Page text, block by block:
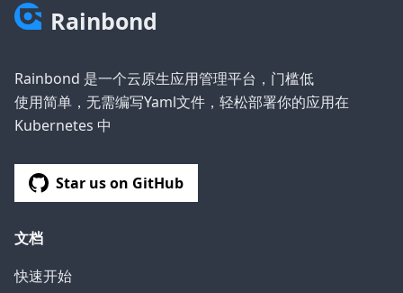
Rainbond
Rainbond 是一个云原生应用管理平台，门槛低
使用简单，无需编写Yaml文件，轻松部署你的应用在
Kubernetes 中
Star us on GitHub
文档
快速开始